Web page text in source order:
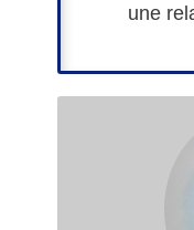
une